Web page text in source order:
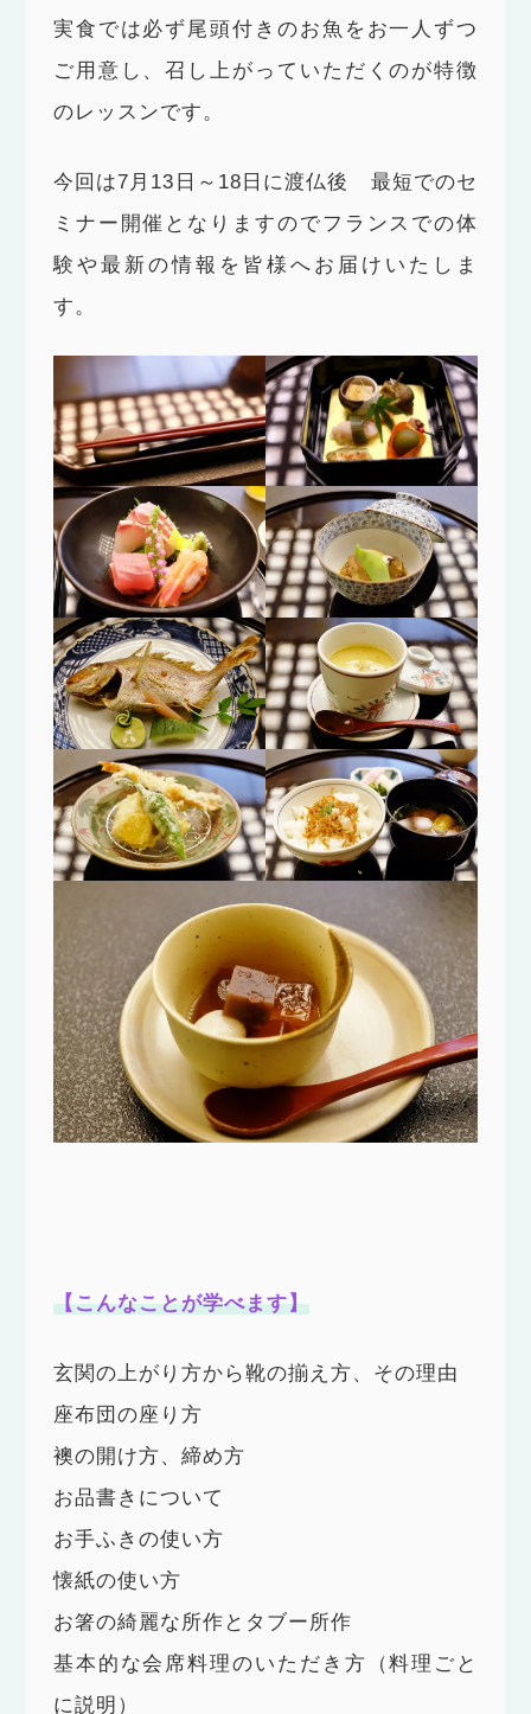
実食では必ず尾頭付きのお魚をお一人ずつ
ご用意し、召し上がっていただくのが特徴
のレッスンです。
今回は7月13日～18日に渡仏後 最短でのセ
ミナー開催となりますのでフランスでの体
験や最新の情報を皆様へお届けいたしま
す。
【こんなことが学べます】
玄関の上がり方から靴の揃え方、その理由
座布団の座り方
襖の開け方、締め方
お品書きについて
お手ふきの使い方
懐紙の使い方
お箸の綺麗な所作とタブー所作
基本的な会席料理のいただき方（料理ごと
に説明）